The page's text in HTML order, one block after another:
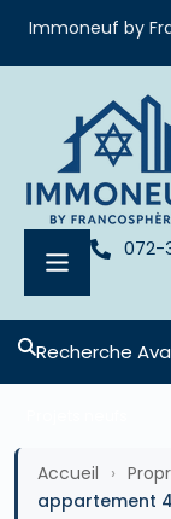
Immoneuf by
072-
Recherche
Accueil ›
appartement 4